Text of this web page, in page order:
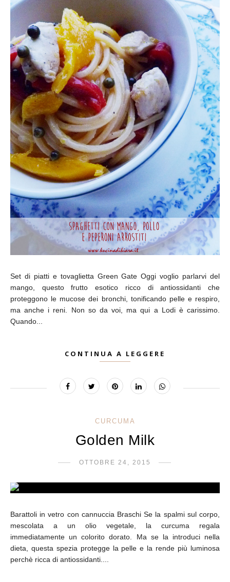
Set di piatti e tovaglietta Green Gate Oggi voglio parlarvi del
mango, questo frutto esotico ricco di antiossidanti che
proteggono le mucose dei bronchi, tonificando pelle e respiro,
ma anche i reni. Non so da voi, ma qui a Lodi è carissimo.
Quando...
CONTINUA A LEGGERE
CURCUMA
Golden Milk
OTTOBRE 24, 2015
Barattoli in vetro con cannuccia Braschi Se la spalmi sul corpo,
mescolata a un olio vegetale, la curcuma regala
immediatamente un colorito dorato. Ma se la introduci nella
dieta, questa spezia protegge la pelle e la rende più luminosa
perchè ricca di antiossidanti....